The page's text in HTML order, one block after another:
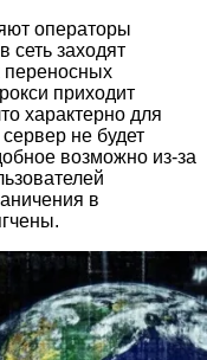
операторы
сеть заходят
переносных
приходит
характерно для
не будет
возможно из-за
в